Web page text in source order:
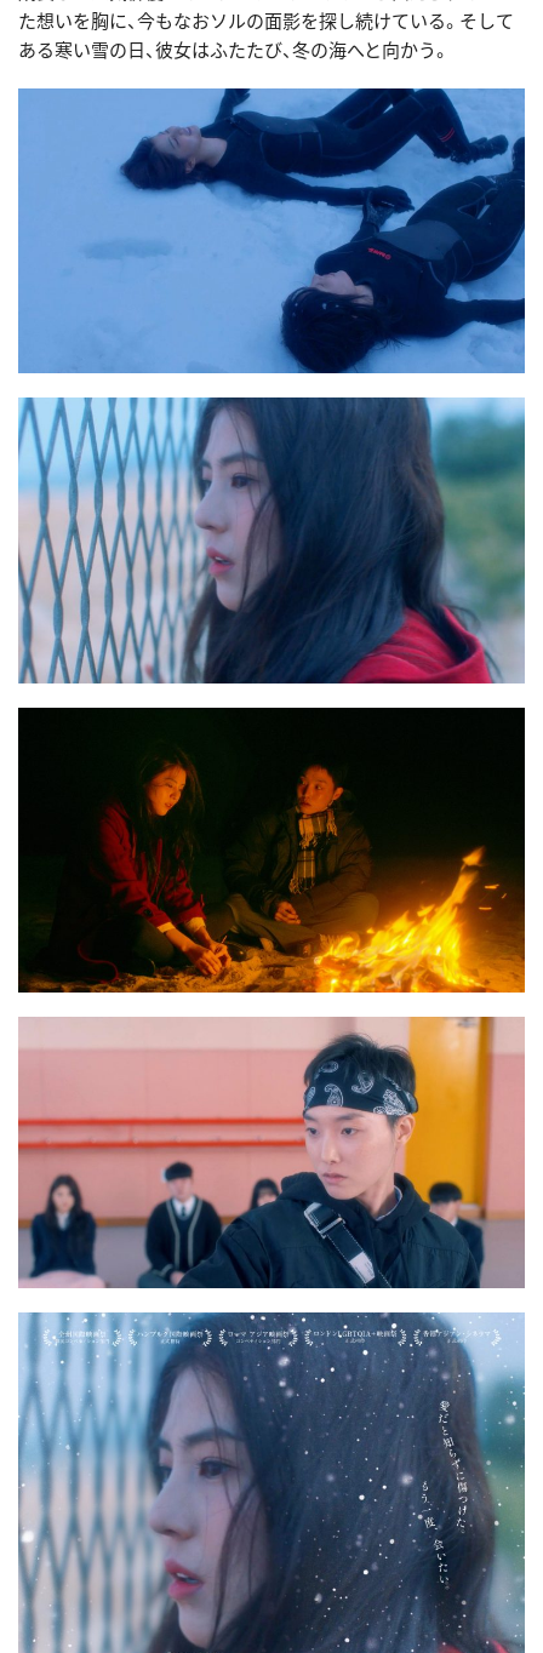
た想いを胸に、今もなおソルの面影を探し続けている。そして
ある寒い雪の日、彼女はふたたび、冬の海へと向かう。